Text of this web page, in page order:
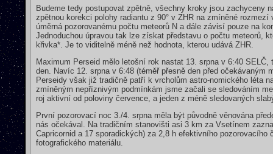
Budeme tedy postupovat zpětně, všechny kroky jsou zachyceny
zpětnou korekci polohy radiantu z 90° v ZHR na zmíněné
úměrná pozorovanému počtu meteorů N a dále závisí pouze na
Jednoduchou úpravou tak lze získat představu o počtu meteorů,
křivka*. Je to viditelně méně než hodnota, kterou udává ZHR.
Maximum Perseid mělo letošní rok nastat 13. srpna v 6:40
den. Navíc 12. srpna v 6:48 (téměř přesně den před
Perseidy však již tradičně patří k vrcholům astro-nomického léta
zmíněným nepříznivým podmínkám jsme začali se sledováním
roj aktivní od poloviny července, a jeden z méně sledovaných
První pozorovací noc 3./4. srpna měla být původně věnována
nás očekával. Na tradičním stanovišti asi 3 km za Vsetínem
Capricornid a 17 sporadických) za 2,8 h efektivního
fotografického materiálu.